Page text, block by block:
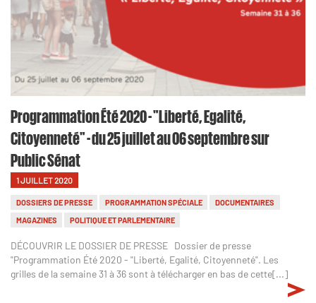
Programmation Été 2020 - "Liberté, Egalité,
Citoyenneté" - du 25 juillet au 06 septembre sur
Public Sénat
1 JUILLET 2020
DOSSIERS DE PRESSE PROGRAMMATION SPÉCIALE
DOCUMENTAIRES
MAGAZINES
POLITIQUE ET PARLEMENTAIRE
DÉCOUVRIR LE DOSSIER DE PRESSE Dossier de presse
"Programmation Été 2020 - "Liberté, Egalité, Citoyenneté". Les
grilles de la semaine 31 à 36 sont à télécharger en bas de cette[...]